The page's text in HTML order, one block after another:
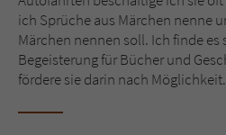
ich Sprüche aus Märchen nenne
Märchen nennen soll. Ich finde es
Begeisterung für Bücher und
fördere sie darin nach Möglichkeit.